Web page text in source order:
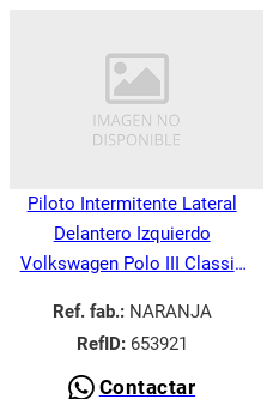
Piloto Intermitente Lateral
Delantero Izquierdo
Volkswagen Polo III Classic
Ref. fab.:NARANJA
RefID:653921
Contactar